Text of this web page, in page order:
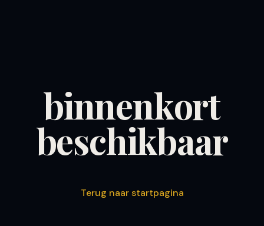
binnenkort
beschikbaar
Terug naar startpagina